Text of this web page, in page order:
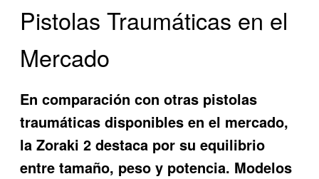
Pistolas Traumáticas en el
Mercado
En comparación con otras pistolas
traumáticas disponibles en el mercado,
la Zoraki 2 destaca por su equilibrio
entre tamaño, peso y potencia. Modelos